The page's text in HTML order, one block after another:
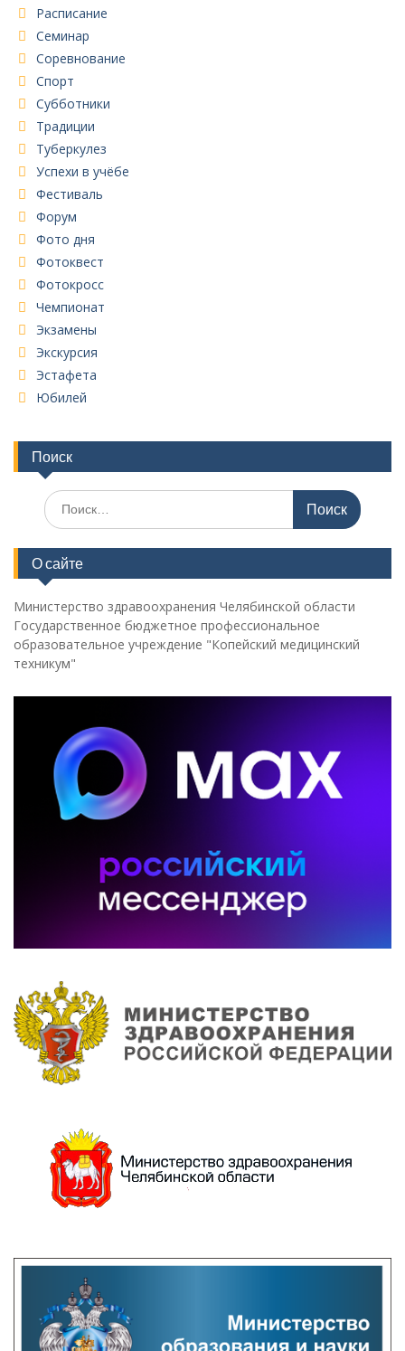
Расписание
Семинар
Соревнование
Спорт
Субботники
Традиции
Туберкулез
Успехи в учёбе
Фестиваль
Форум
Фото дня
Фотоквест
Фотокросс
Чемпионат
Экзамены
Экскурсия
Эстафета
Юбилей
Поиск
Поиск
по:
О сайте
Министерство здравоохранения Челябинской области
Государственное бюджетное профессиональное
образовательное учреждение "Копейский медицинский
техникум"